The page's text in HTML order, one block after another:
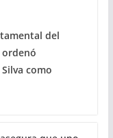
del
ordenó
como